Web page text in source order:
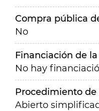
Compra pública
No
Financiación de
No hay
Procedimiento
Abierto